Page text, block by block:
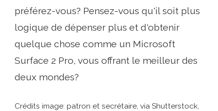
préférez-vous? Pensez-vous qu'il soit plus
logique de dépenser plus et d'obtenir
quelque chose comme un Microsoft
Surface 2 Pro, vous offrant le meilleur des
deux mondes?
Crédits image: patron et secrétaire, via Shutterstock,